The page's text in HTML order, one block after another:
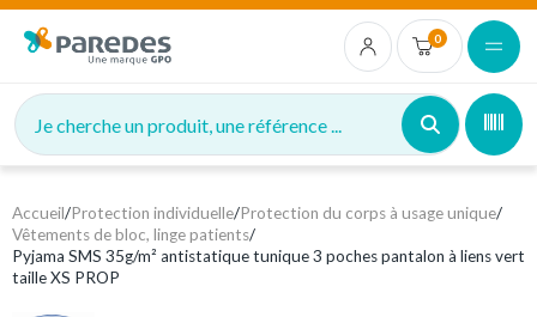
0
Je cherche un produit, une référence ...
Accueil/Protection individuelle/Protection du corps à usage unique/
Vêtements de bloc, linge patients/
Pyjama SMS 35g/m² antistatique tunique 3 poches pantalon à liens vert
taille XS PROP